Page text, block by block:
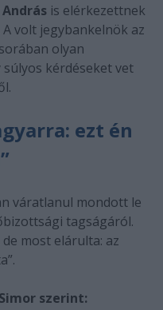
is elérkezettnek
volt jegybankelnök az
olyan
kérdéseket vet
ezt én
váratlanul mondott le
tagságáról.
most elárulta: az
szerint: